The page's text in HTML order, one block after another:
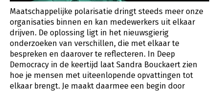
Maatschappelijke polarisatie dringt steeds meer onze
organisaties binnen en kan medewerkers uit elkaar
drijven. De oplossing ligt in het nieuwsgierig
onderzoeken van verschillen, die met elkaar te
bespreken en daarover te reflecteren. In Deep
Democracy in de keertijd laat Sandra Bouckaert zien
hoe je mensen met uiteenlopende opvattingen tot
elkaar brengt. Je maakt daarmee een begin door